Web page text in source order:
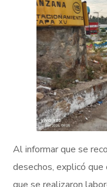
Al informar que se
desechos, explicó